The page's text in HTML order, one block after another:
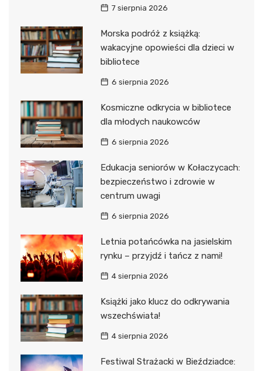
7 sierpnia 2026
Morska podróż z książką:
wakacyjne opowieści dla dzieci w
bibliotece
6 sierpnia 2026
Kosmiczne odkrycia w bibliotece
dla młodych naukowców
6 sierpnia 2026
Edukacja seniorów w Kołaczycach:
bezpieczeństwo i zdrowie w
centrum uwagi
6 sierpnia 2026
Letnia potańcówka na jasielskim
rynku – przyjdź i tańcz z nami!
4 sierpnia 2026
Książki jako klucz do odkrywania
wszechświata!
4 sierpnia 2026
Festiwal Strażacki w Bieździadce: